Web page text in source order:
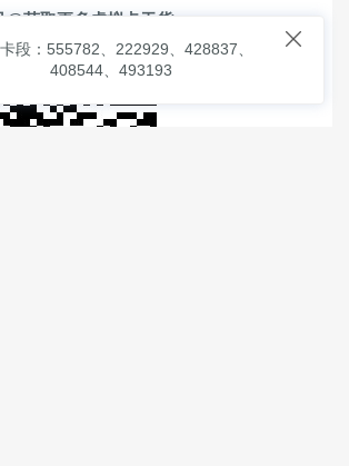
@获取更多虚拟卡干货

段：555782、222929、428837、
408544、493193